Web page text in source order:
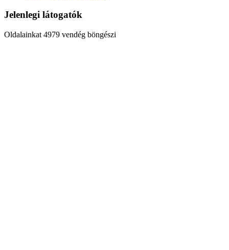
Jelenlegi látogatók
Oldalainkat 4979 vendég böngészi